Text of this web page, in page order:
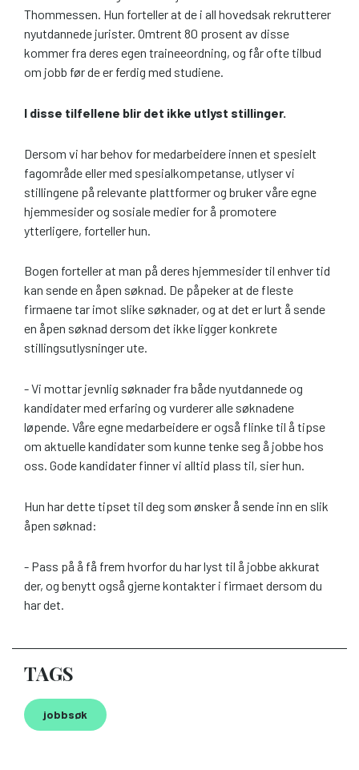
Thommessen. Hun forteller at de i all hovedsak rekrutterer
nyutdannede jurister. Omtrent 80 prosent av disse
kommer fra deres egen traineeordning, og får ofte tilbud
om jobb før de er ferdig med studiene.
I disse tilfellene blir det ikke utlyst stillinger.
Dersom vi har behov for medarbeidere innen et spesielt
fagområde eller med spesialkompetanse, utlyser vi
stillingene på relevante plattformer og bruker våre egne
hjemmesider og sosiale medier for å promotere
ytterligere, forteller hun.
Bogen forteller at man på deres hjemmesider til enhver tid
kan sende en åpen søknad. De påpeker at de fleste
firmaene tar imot slike søknader, og at det er lurt å sende
en åpen søknad dersom det ikke ligger konkrete
stillingsutlysninger ute.
- Vi mottar jevnlig søknader fra både nyutdannede og
kandidater med erfaring og vurderer alle søknadene
løpende. Våre egne medarbeidere er også flinke til å tipse
om aktuelle kandidater som kunne tenke seg å jobbe hos
oss. Gode kandidater finner vi alltid plass til, sier hun.
Hun har dette tipset til deg som ønsker å sende inn en slik
åpen søknad:
- Pass på å få frem hvorfor du har lyst til å jobbe akkurat
der, og benytt også gjerne kontakter i firmaet dersom du
har det.
TAGS
jobbsøk